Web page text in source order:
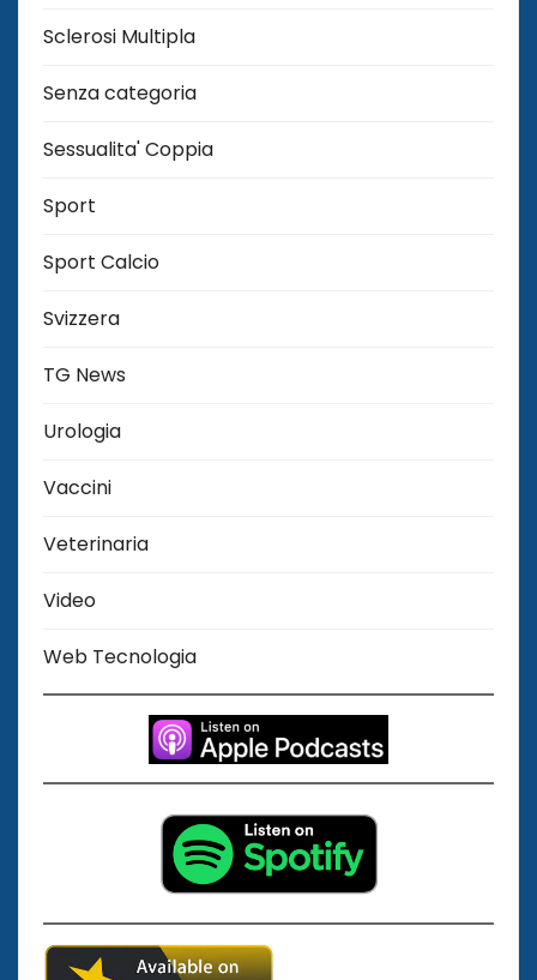
Sclerosi Multipla
Senza categoria
Sessualita' Coppia
Sport
Sport Calcio
Svizzera
TG News
Urologia
Vaccini
Veterinaria
Video
Web Tecnologia